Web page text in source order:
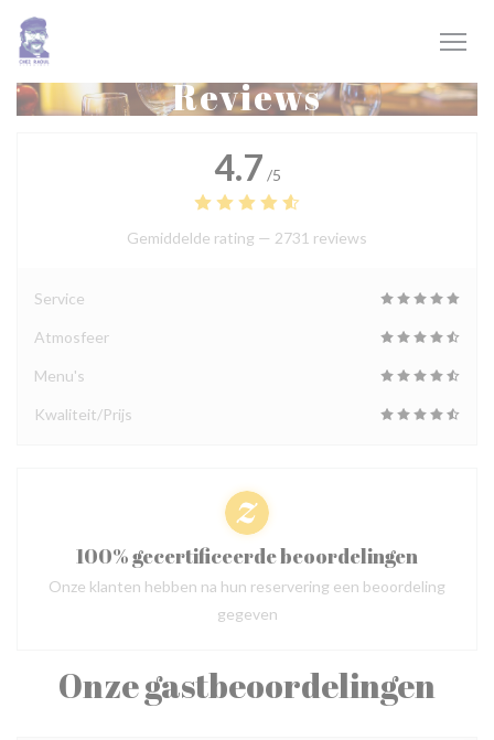
Cookies beheer paneel
Reviews
Onze gastbeoordelingen
4.7 /5
Gemiddelde rating — 2731 reviews
Service
Atmosfeer
Menu's
Kwaliteit/Prijs
100% gecertificeerde beoordelingen
Onze klanten hebben na hun reservering een beoordeling
gegeven